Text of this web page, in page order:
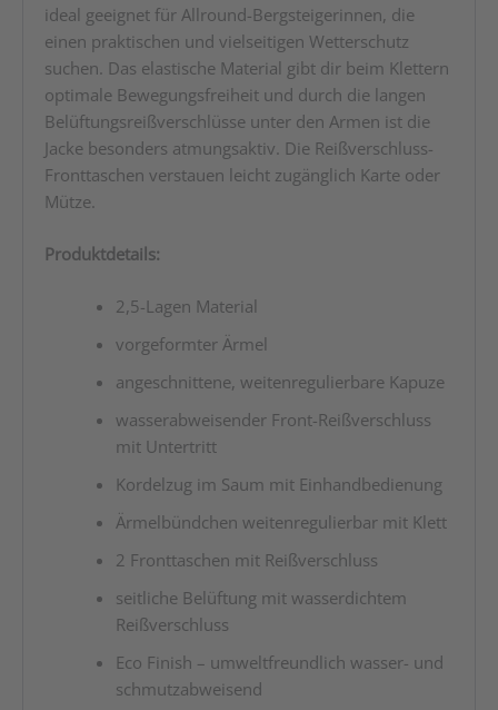
ideal geeignet für Allround-Bergsteigerinnen, die
einen praktischen und vielseitigen Wetterschutz
suchen. Das elastische Material gibt dir beim Klettern
optimale Bewegungsfreiheit und durch die langen
Belüftungsreißverschlüsse unter den Armen ist die
Jacke besonders atmungsaktiv. Die Reißverschluss-
Fronttaschen verstauen leicht zugänglich Karte oder
Mütze.
Produktdetails:
2,5-Lagen Material
vorgeformter Ärmel
angeschnittene, weitenregulierbare Kapuze
wasserabweisender Front-Reißverschluss
mit Untertritt
Kordelzug im Saum mit Einhandbedienung
Ärmelbündchen weitenregulierbar mit Klett
2 Fronttaschen mit Reißverschluss
seitliche Belüftung mit wasserdichtem
Reißverschluss
Eco Finish – umweltfreundlich wasser- und
schmutzabweisend